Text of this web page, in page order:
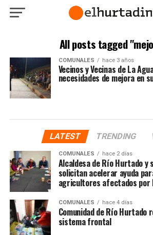
All posts tagged
COMUNALES hace 3 años
Vecinos y Vecinas de La
necesidades de mejora en
LATEST TRENDING
COMUNALES hace 2 días
Alcaldesa de Río Hurtado y
solicitan acelerar ayuda
agricultores afectados por
COMUNALES hace 4 días
Comunidad de Río Hurtado
sistema frontal